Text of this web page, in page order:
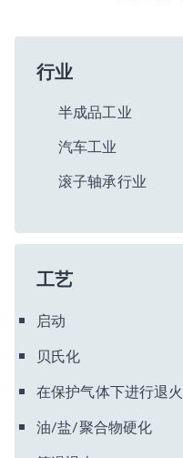
行业
半成品工业
汽车工业
滚子轴承行业
工艺
启动
贝氏化
在保护气体下进行退火
油/盐/聚合物硬化